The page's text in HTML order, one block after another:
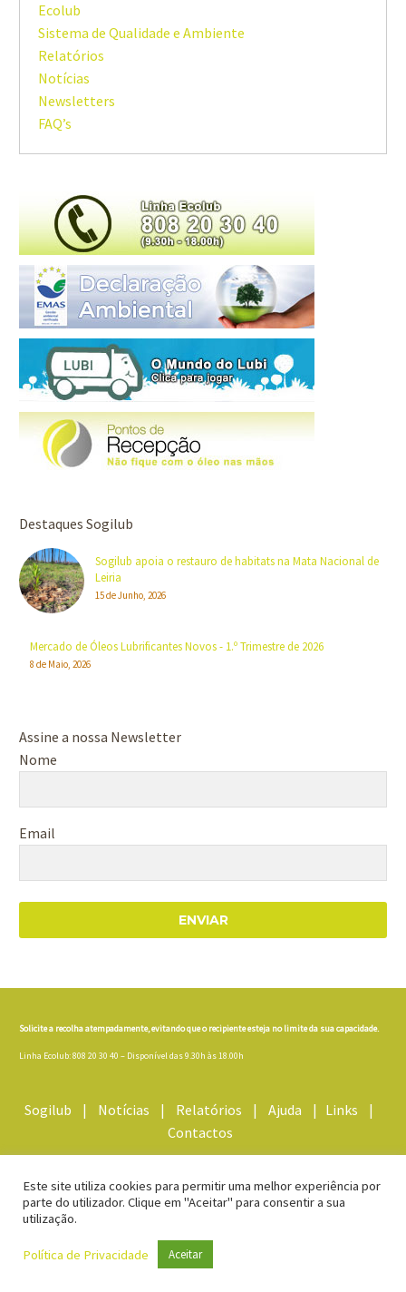
Ecolub
Sistema de Qualidade e Ambiente
Relatórios
Notícias
Newsletters
FAQ’s
Destaques Sogilub
Sogilub apoia o restauro de habitats na Mata Nacional de
Leiria
15 de Junho, 2026
Mercado de Óleos Lubrificantes Novos - 1.º Trimestre de 2026
8 de Maio, 2026
Assine a nossa Newsletter
Nome
Email
ENVIAR
Solicite a recolha atempadamente, evitando que o recipiente esteja no limite da sua capacidade.
Linha Ecolub: 808 20 30 40 – Disponível das 9.30h às 18.00h
Sogilub | Notícias | Relatórios | Ajuda | Links
|
Contactos
Este site utiliza cookies para permitir uma melhor experiência por
parte do utilizador. Clique em "Aceitar" para consentir a sua
utilização.
Política de Privacidade Aceitar